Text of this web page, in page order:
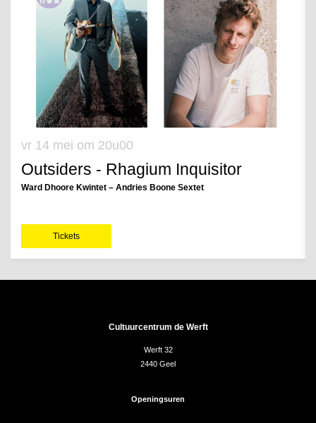
Outsiders - Rhagium Inquisitor
Ward Dhoore Kwintet – Andries Boone Sextet
vr 14 mei om 20u00
Tickets
Cultuurcentrum de Werft
Werft 32
2440 Geel
Openingsuren